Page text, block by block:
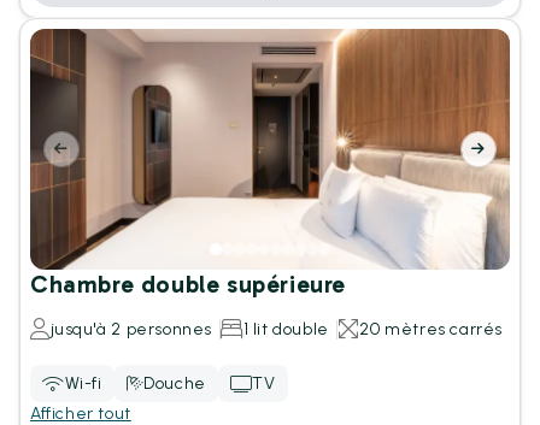
Chambre double supérieure
jusqu'à 2 personnes 1 lit double 20 mètres carrés
Wi-fi Douche
TV
Afficher tout